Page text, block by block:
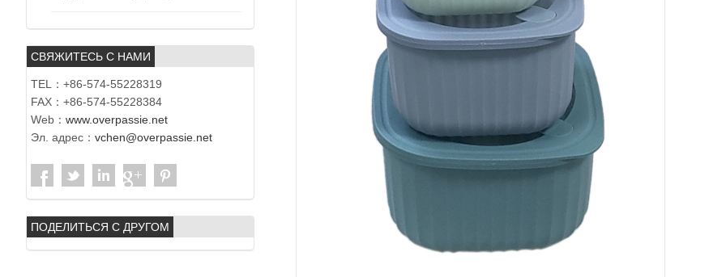
СВЯЖИТЕСЬ С НАМИ
TEL：+86-574-55228319
FAX：+86-574-55228384
Web： www.overpassie.net
Эл. адрес： vchen@overpassie.net
ПОДЕЛИТЬСЯ С ДРУГОМ